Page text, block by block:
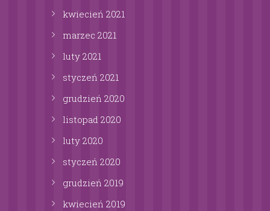
kwiecień 2021
marzec 2021
luty 2021
styczeń 2021
grudzień 2020
listopad 2020
luty 2020
styczeń 2020
grudzień 2019
kwiecień 2019